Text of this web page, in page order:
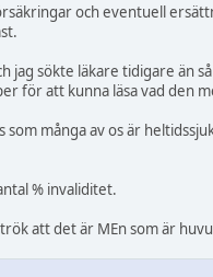
och eventuell
jag sökte läkare tidigare än
för att kunna läsa vad den
många av os är
% invaliditet.
att det är MEn som är